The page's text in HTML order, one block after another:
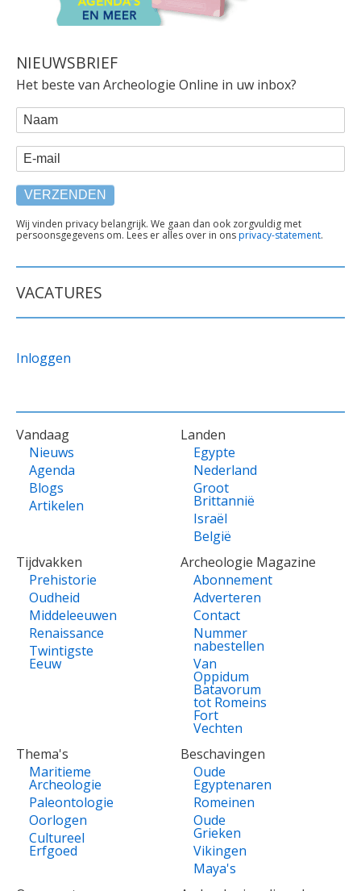
NIEUWSBRIEF
Het beste van Archeologie Online in uw inbox?
WEBFORM
Naam
E-mail
TEKST
ONDER
Wij vinden privacy belangrijk. We gaan dan ook zorgvuldig met
persoonsgegevens om. Lees er alles over in onsprivacy-statement.
VACATURES
Inloggen
VOET
Vandaag
Nieuws
Agenda
Blogs
Artikelen
Landen
Egypte
Nederland
Groot
Brittannië
Israël
België
Tijdvakken
Prehistorie
Oudheid
Middeleeuwen
Renaissance
Twintigste
Eeuw
Archeologie Magazine
Abonnement
Adverteren
Contact
Nummer
nabestellen
Van
Oppidum
Batavorum
tot Romeins
Fort
Vechten
Thema's
Maritieme
Archeologie
Paleontologie
Oorlogen
Cultureel
Erfgoed
Beschavingen
Oude
Egyptenaren
Romeinen
Oude
Grieken
Vikingen
Maya's